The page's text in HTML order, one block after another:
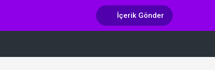
İçerik Gönder